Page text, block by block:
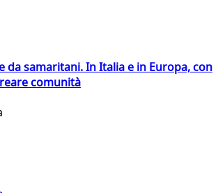
da samaritani. In Italia e in Europa, con
comunità